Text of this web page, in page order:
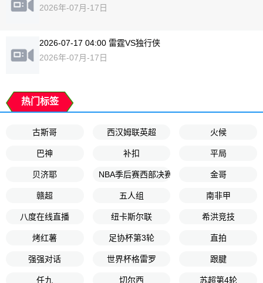
2026年-07月-17日
2026-07-17 04:00 雷霆VS独行侠
2026年-07月-17日
热门标签
古斯哥 西汉姆联英超 火候
巴神 补扣 平局
贝济耶 NBA季后赛西部决赛G2 金哥
赣超 五人组 南非甲
八度在线直播 纽卡斯尔联 希洪竞技
烤红薯 足协杯第3轮 直拍
强强对话 世界杯格雷罗 跟腱
任九 切尔西 苏超第4轮